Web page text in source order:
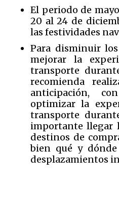
El periodo de
20 al 24 de
las festividades
Para disminuir
mejorar la
transporte
recomienda
anticipación,
optimizar la
transporte
importante llegar
destinos de
bien qué y
desplazamientos